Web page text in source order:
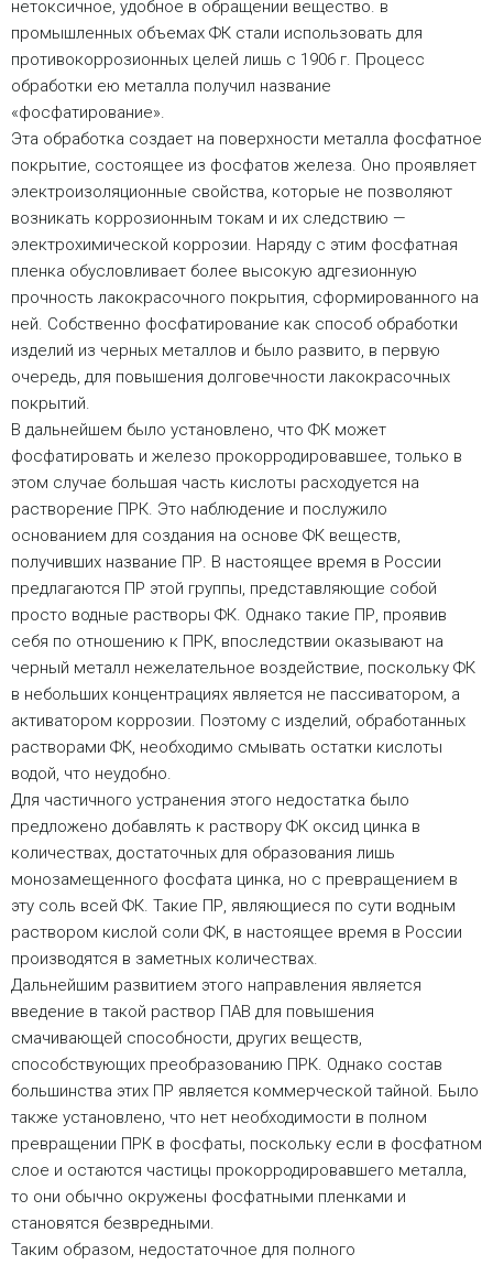
нетоксичное, удобное в обращении вещество. в
промышленных объемах ФК стали использовать для
противокоррозионных целей лишь с 1906 г. Процесс
обработки ею металла получил название
«фосфатирование».
Эта обработка создает на поверхности металла фосфатное
покрытие, состоящее из фосфатов железа. Оно проявляет
электроизоляционные свойства, которые не позволяют
возникать коррозионным токам и их следствию —
электрохимической коррозии. Наряду с этим фосфатная
пленка обусловливает более высокую адгезионную
прочность лакокрасочного покрытия, сформированного на
ней. Собственно фосфатирование как способ обработки
изделий из черных металлов и было развито, в первую
очередь, для повышения долговечности лакокрасочных
покрытий.
В дальнейшем было установлено, что ФК может
фосфатировать и железо прокорродировавшее, только в
этом случае большая часть кислоты расходуется на
растворение ПРК. Это наблюдение и послужило
основанием для создания на основе ФК веществ,
получивших название ПР. В настоящее время в России
предлагаются ПР этой группы, представляющие собой
просто водные растворы ФК. Однако такие ПР, проявив
себя по отношению к ПРК, впоследствии оказывают на
черный металл нежелательное воздействие, поскольку ФК
в небольших концентрациях является не пассиватором, а
активатором коррозии. Поэтому с изделий, обработанных
растворами ФК, необходимо смывать остатки кислоты
водой, что неудобно.
Для частичного устранения этого недостатка было
предложено добавлять к раствору ФК оксид цинка в
количествах, достаточных для образования лишь
монозамещенного фосфата цинка, но с превращением в
эту соль всей ФК. Такие ПР, являющиеся по сути водным
раствором кислой соли ФК, в настоящее время в России
производятся в заметных количествах.
Дальнейшим развитием этого направления является
введение в такой раствор ПАВ для повышения
смачивающей способности, других веществ,
способствующих преобразованию ПРК. Однако состав
большинства этих ПР является коммерческой тайной. Было
также установлено, что нет необходимости в полном
превращении ПРК в фосфаты, поскольку если в фосфатном
слое и остаются частицы прокорродировавшего металла,
то они обычно окружены фосфатными пленками и
становятся безвредными.
Таким образом, недостаточное для полного